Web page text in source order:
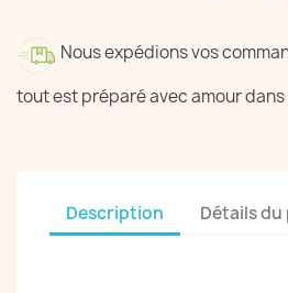
Nous expédions vos
tout est préparé avec amour
Description Détails